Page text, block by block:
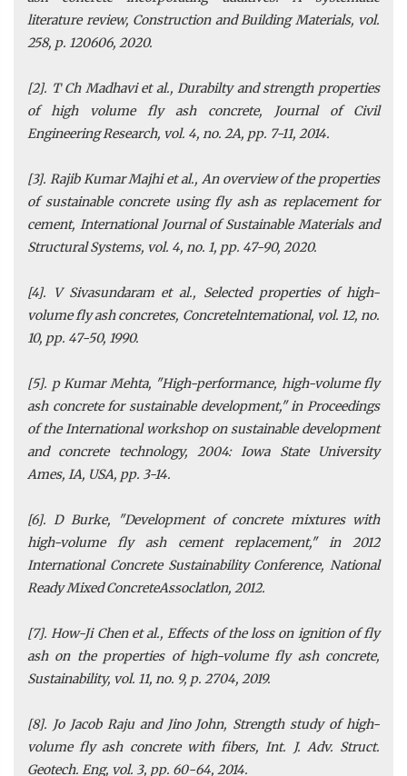
literature review, Construction and Building Materials, vol.
258, p. 120606, 2020.
[2]. T Ch Madhavi et al., Durabilty and strength properties
of high volume fly ash concrete, Journal of Civil
Engineering Research, vol. 4, no. 2A, pp. 7-11, 2014.
[3]. Rajib Kumar Majhi et al., An overview of the properties
of sustainable concrete using fly ash as replacement for
cement, International Journal of Sustainable Materials and
Structural Systems, vol. 4, no. 1, pp. 47-90, 2020.
[4]. V Sivasundaram et al., Selected properties of high-
volume fly ash concretes, Concretelntemational, vol. 12, no.
10, pp. 47-50, 1990.
[5]. p Kumar Mehta, "High-performance, high-volume fly
ash concrete for sustainable development," in Proceedings
of the International workshop on sustainable development
and concrete technology, 2004: Iowa State University
Ames, IA, USA, pp. 3-14.
[6]. D Burke, "Development of concrete mixtures with
high-volume fly ash cement replacement," in 2012
International Concrete Sustainability Conference, National
Ready Mixed ConcreteAssoclatlon, 2012.
[7]. How-Ji Chen et al., Effects of the loss on ignition of fly
ash on the properties of high-volume fly ash concrete,
Sustainability, vol. 11, no. 9, p. 2704, 2019.
[8]. Jo Jacob Raju and Jino John, Strength study of high-
volume fly ash concrete with fibers, Int. J. Adv. Struct.
Geotech. Eng, vol. 3, pp. 60-64, 2014.